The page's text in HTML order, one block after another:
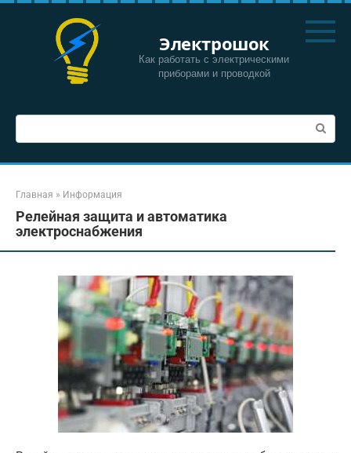
Перейти
Электрошок
Как работать с электрическими
приборами и проводкой
Поиск:
Главная » Информация
Релейная защита и автоматика
электроснабжения